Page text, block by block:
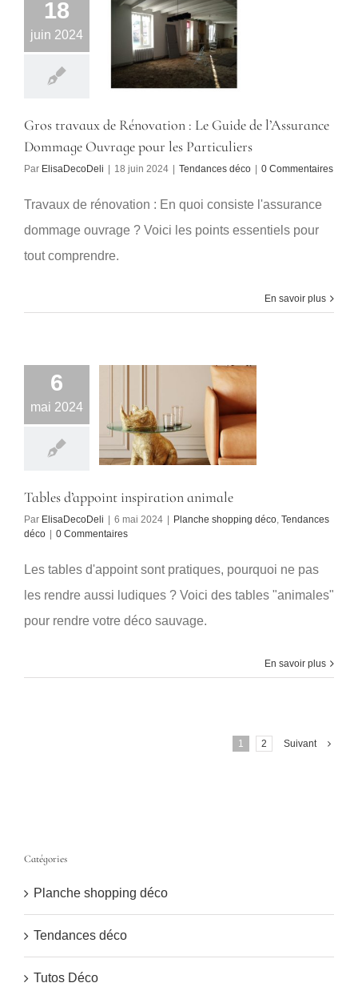
18
juin 2024
Gros travaux de Rénovation : Le Guide de l’Assurance
Dommage Ouvrage pour les Particuliers
Par ElisaDecoDeli 18 juin 2024 Tendances déco 0 Commentaires
Travaux de rénovation : En quoi consiste l'assurance
dommage ouvrage ? Voici les points essentiels pour
tout comprendre.
En savoir plus
6
mai 2024
Tables d’appoint inspiration animale
Par ElisaDecoDeli 6 mai 2024 Planche shopping déco, Tendances
déco
0 Commentaires
Les tables d'appoint sont pratiques, pourquoi ne pas
les rendre aussi ludiques ? Voici des tables "animales"
pour rendre votre déco sauvage.
En savoir plus
1 2 Suivant
Catégories
Planche shopping déco
Tendances déco
Tutos Déco